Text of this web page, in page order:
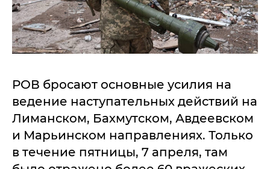
РОВ бросают основные усилия на
ведение наступательных действий на
Лиманском, Бахмутском, Авдеевском
и Марьинском направлениях. Только
в течение пятницы, 7 апреля, там